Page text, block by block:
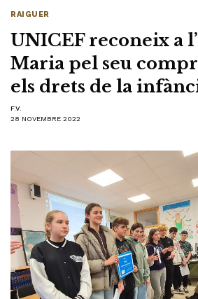
RAIGUER
UNICEF reconeix a
Maria pel seu
els drets de la
F.V.
28 NOVEMBRE 2022